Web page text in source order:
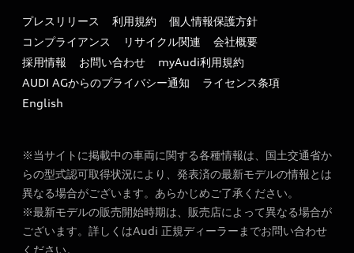
ファイナンス
キャンペーン / イベント
買取査定
リサイクル法
よくある質問（FAQ）
プレスリリース 利用規約
個人情報保護方針
コンプライアンス
リサイクル関連
会社概要
採用情報
お問い合わせ
myAudi利用規約
AUDI AGからのプライバシー通知
ライセンス条項
English
※当サイトに掲載中の車両に関する各種情報は、国土交通省か
らの型式認可取得状況により、発表済の最新モデルの情報とは
異なる場合がございます。あらかじめご了承ください。
※最新モデルの販売開始時期は、販売店によって異なる場合が
ございます。詳しくはAudi 正規ディーラーまでお問い合わせ
ください。